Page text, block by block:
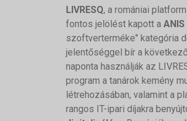
LIVRESQ, a romániai
fontos jelölést kapott a ANIS
szoftverterméke" kategória
jelentőséggel bír a
naponta használják az
program a tanárok kemény
létrehozásában, valamint a
rangos IT-ipari díjakra